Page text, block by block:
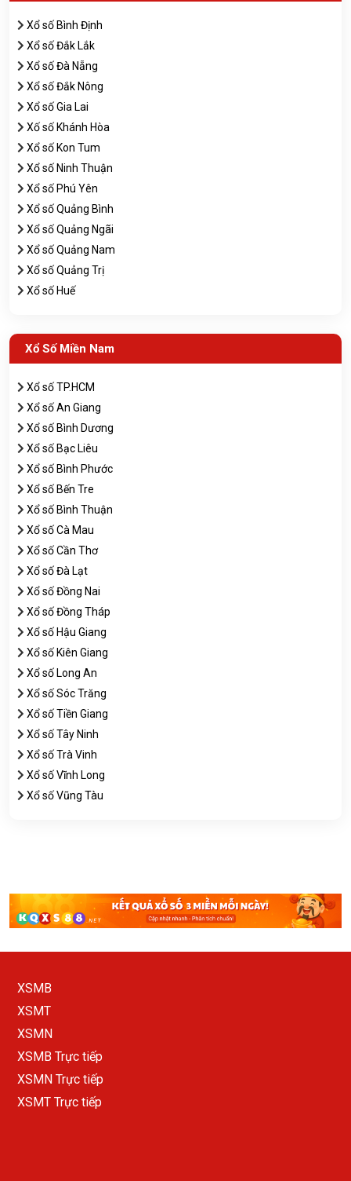
Xổ số Bình Định
Xổ số Đắk Lắk
Xổ số Đà Nẵng
Xổ số Đắk Nông
Xổ số Gia Lai
Xố số Khánh Hòa
Xổ số Kon Tum
Xổ số Ninh Thuận
Xổ số Phú Yên
Xổ số Quảng Bình
Xổ số Quảng Ngãi
Xổ số Quảng Nam
Xổ số Quảng Trị
Xổ số Huế
Xổ Số Miền Nam
Xổ số TP.HCM
Xổ số An Giang
Xổ số Bình Dương
Xổ số Bạc Liêu
Xổ số Bình Phước
Xổ số Bến Tre
Xổ số Bình Thuận
Xổ số Cà Mau
Xổ số Cần Thơ
Xổ số Đà Lạt
Xổ số Đồng Nai
Xổ số Đồng Tháp
Xổ số Hậu Giang
Xổ số Kiên Giang
Xổ số Long An
Xổ số Sóc Trăng
Xổ số Tiền Giang
Xổ số Tây Ninh
Xổ số Trà Vinh
Xổ số Vĩnh Long
Xổ số Vũng Tàu
XSMB
XSMT
XSMN
XSMB Trực tiếp
XSMN Trực tiếp
XSMT Trực tiếp